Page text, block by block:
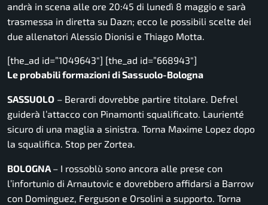
andrà in scena alle ore 20:45 di lunedì 8 maggio e sarà
trasmessa in diretta su Dazn; ecco le possibili scelte dei
due allenatori Alessio Dionisi e Thiago Motta.
[the_ad id=”1049643″] [the_ad id=”668943″]
Le probabili formazioni di Sassuolo-Bologna
SASSUOLO – Berardi dovrebbe partire titolare. Defrel
guiderà l’attacco con Pinamonti squalificato. Laurienté
sicuro di una maglia a sinistra. Torna Maxime Lopez dopo
la squalifica. Stop per Zortea.
BOLOGNA – I rossoblù sono ancora alle prese con
l’infortunio di Arnautovic e dovrebbero affidarsi a Barrow
con Dominguez, Ferguson e Orsolini a supporto. Torna